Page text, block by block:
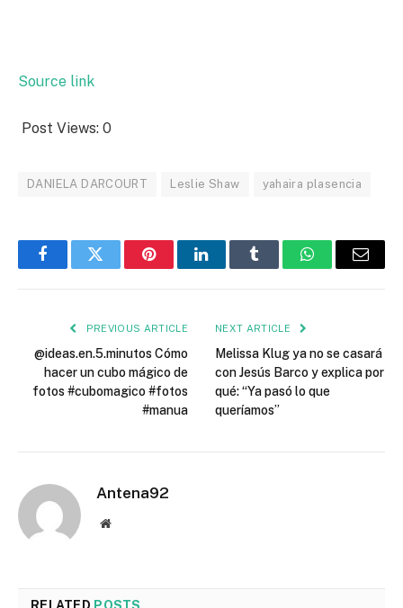
Source link
Post Views: 0
DANIELA DARCOURT Leslie Shaw yahaira plasencia
FacebookTwitter PinterestLinkedInTumblr WhatsAppEmail
PREVIOUS ARTICLE
@ideas.en.5.minutos Cómo
hacer un cubo mágico de
fotos #cubomagico #fotos
#manua
NEXT ARTICLE
Melissa Klug ya no se casará
con Jesús Barco y explica por
qué: “Ya pasó lo que
queríamos”
Antena92
Website